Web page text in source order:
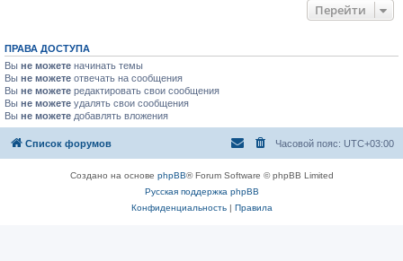
Перейти
ПРАВА ДОСТУПА
Вы не можете начинать темы
Вы не можете отвечать на сообщения
Вы не можете редактировать свои сообщения
Вы не можете удалять свои сообщения
Вы не можете добавлять вложения
Список форумов Часовой пояс: UTC+03:00
Создано на основе phpBB® Forum Software © phpBB Limited
Русская поддержка phpBB
Конфиденциальность| Правила